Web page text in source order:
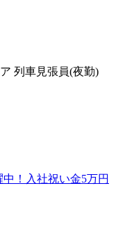
列車見張員(夜勤)
！入社祝い金5万円